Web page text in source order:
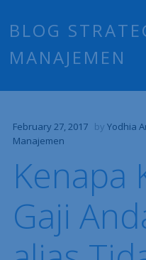
BLOG
MANAJEMEN
February 27, 2017 by Yodhia
Manajemen
Kenapa
Gaji